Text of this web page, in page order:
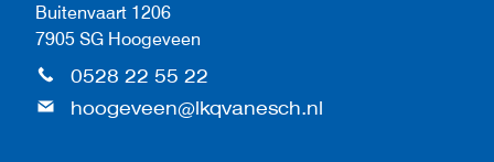
Buitenvaart 1206
7905 SG Hoogeveen
0528 22 55 22
hoogeveen@lkqvanesch.nl